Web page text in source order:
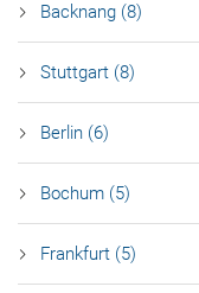
Backnang (8)
Stuttgart (8)
Berlin (6)
Bochum (5)
Frankfurt (5)